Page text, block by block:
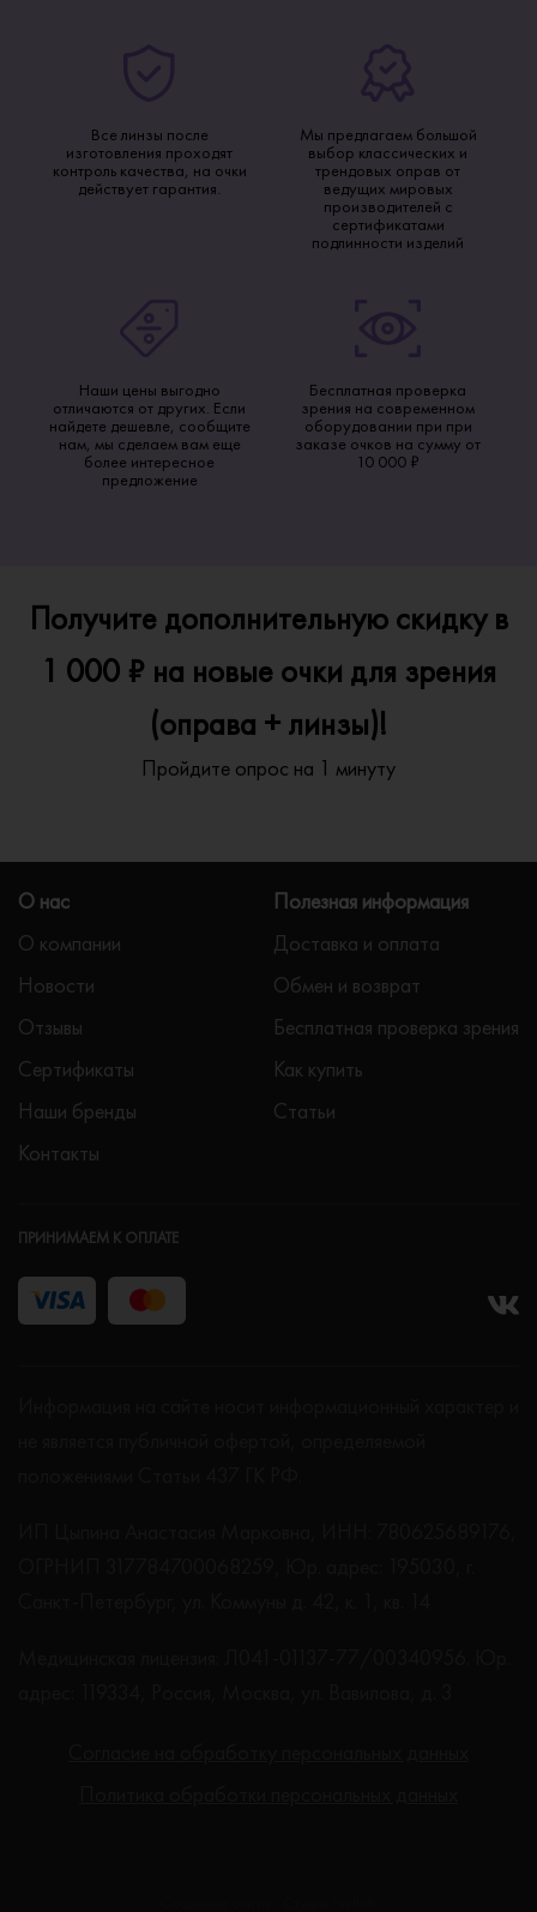
Все линзы после
изготовления проходят
контроль качества, на очки
действует гарантия.
Мы предлагаем большой
выбор классических и
трендовых оправ от
ведущих мировых
производителей с
сертификатами
подлинности изделий
Наши цены выгодно
отличаются от других. Если
найдете дешевле, сообщите
нам, мы сделаем вам еще
более интересное
предложение
Бесплатная проверка
зрения на современном
оборудовании при при
заказе очков на сумму от
10 000 ₽
Получите дополнительную скидку в
1 000 ₽ на новые очки для зрения
(оправа + линзы)!
Пройдите опрос на 1 минуту
О нас
О компании
Новости
Отзывы
Сертификаты
Наши бренды
Контакты
Полезная информация
Доставка и оплата
Обмен и возврат
Бесплатная проверка зрения
Как купить
Статьи
ПРИНИМАЕМ К ОПЛАТЕ